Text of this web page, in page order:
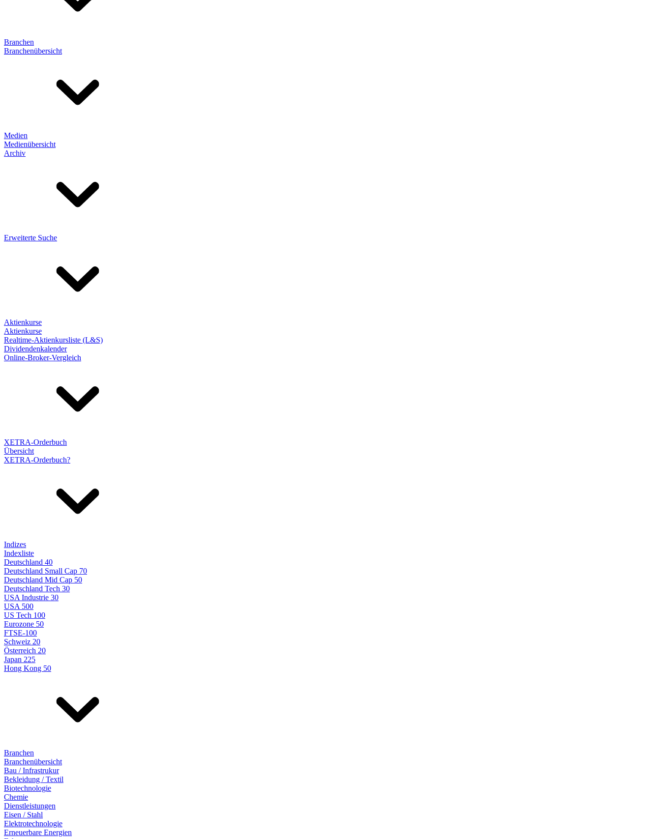
Branchen
Branchenübersicht
Medien
Medienübersicht
Archiv
Erweiterte Suche
Aktienkurse
Aktienkurse
Realtime-Aktienkursliste (L&S)
Dividendenkalender
Online-Broker-Vergleich
XETRA-Orderbuch
Übersicht
XETRA-Orderbuch?
Indizes
Indexliste
Deutschland 40
Deutschland Small Cap 70
Deutschland Mid Cap 50
Deutschland Tech 30
USA Industrie 30
USA 500
US Tech 100
Eurozone 50
FTSE-100
Schweiz 20
Österreich 20
Japan 225
Hong Kong 50
Branchen
Branchenübersicht
Bau / Infrastrukur
Bekleidung / Textil
Biotechnologie
Chemie
Dienstleistungen
Eisen / Stahl
Elektrotechnologie
Erneuerbare Energien